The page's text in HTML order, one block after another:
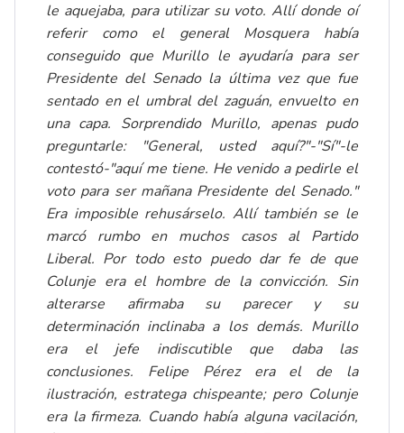
le aquejaba, para utilizar su voto. Allí donde oí
referir como el general Mosquera había
conseguido que Murillo le ayudaría para ser
Presidente del Senado la última vez que fue
sentado en el umbral del zaguán, envuelto en
una capa. Sorprendido Murillo, apenas pudo
preguntarle: "General, usted aquí?"-"Sí"-le
contestó-"aquí me tiene. He venido a pedirle el
voto para ser mañana Presidente del Senado."
Era imposible rehusárselo. Allí también se le
marcó rumbo en muchos casos al Partido
Liberal. Por todo esto puedo dar fe de que
Colunje era el hombre de la convicción. Sin
alterarse afirmaba su parecer y su
determinación inclinaba a los demás. Murillo
era el jefe indiscutible que daba las
conclusiones. Felipe Pérez era el de la
ilustración, estratega chispeante; pero Colunje
era la firmeza. Cuando había alguna vacilación,